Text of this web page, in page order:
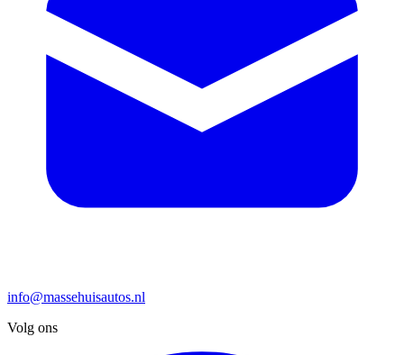
info@massehuisautos.nl
Volg ons